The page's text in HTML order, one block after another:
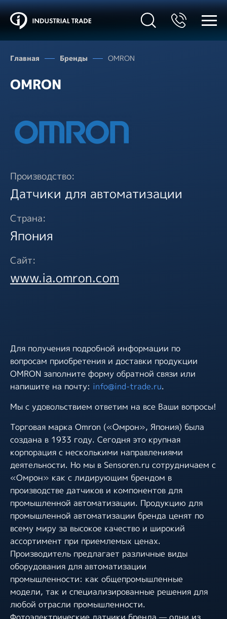
Главная Бренды OMRON
OMRON
Производство:
Датчики для автоматизации
Страна:
Япония
Сайт:
www.ia.omron.com
Для получения подробной информации по
вопросам приобретения и доставки продукции
OMRON заполните форму обратной связи или
напишите на почту: info@ind-trade.ru.
Мы с удовольствием ответим на все Ваши вопросы!
Торговая марка Omron («Омрон», Япония) была
создана в 1933 году. Сегодня это крупная
корпорация с несколькими направлениями
деятельности. Но мы в Sensoren.ru сотрудничаем с
«Омрон» как с лидирующим брендом в
производстве датчиков и компонентов для
промышленной автоматизации. Продукцию для
промышленной автоматизации бренда ценят по
всему миру за высокое качество и широкий
ассортимент при приемлемых ценах.
Производитель предлагает различные виды
оборудования для автоматизации
промышленности: как общепромышленные
модели, так и специализированные решения для
любой отрасли промышленности.